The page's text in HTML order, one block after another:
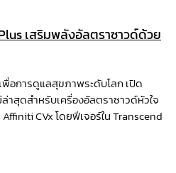
เสริมพลังอัลตราซาวด์ด้วย
อการดูแลสุขภาพระดับโลก เปิด
าสุดสำหรับเครื่องอัลตราซาวด์หัวใจ
CVx โดยฟีเจอร์ใน Transcend